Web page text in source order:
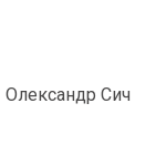
Сич